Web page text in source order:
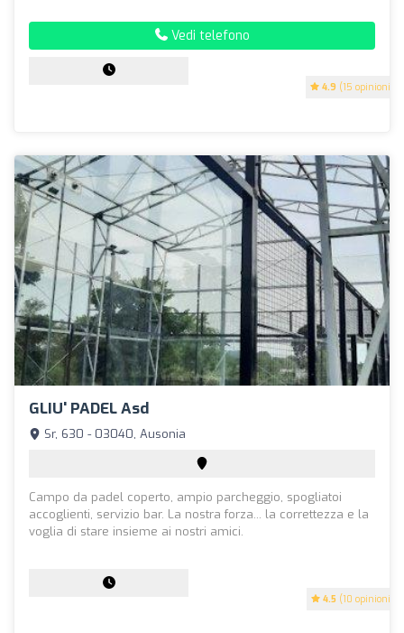
4.9 (15 opinioni)
Vedi telefono
GLIU' PADEL Asd
4.5 (10 opinioni)
Sr, 630 - 03040, Ausonia
Campo da padel coperto, ampio parcheggio, spogliatoi
accoglienti, servizio bar. La nostra forza... la correttezza e la
voglia di stare insieme ai nostri amici.